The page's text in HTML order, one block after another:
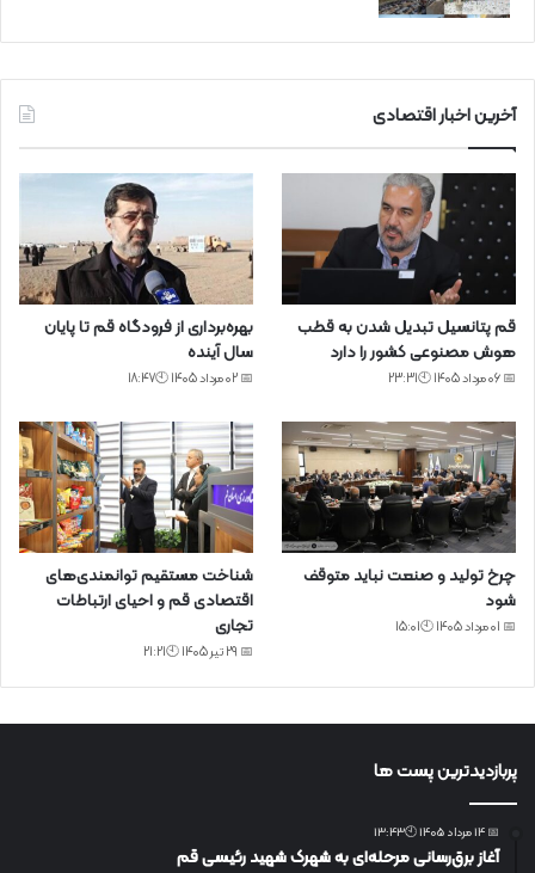
آخرین اخبار اقتصادی
قم پتانسیل تبدیل شدن به قطب
هوش مصنوعی کشور را دارد
📅 06 مرداد 1405 🕙23:31
بهره‌برداری از فرودگاه قم تا پایان
سال آینده
📅 02 مرداد 1405 🕙18:47
چرخ تولید و صنعت نباید متوقف
شود
📅 01 مرداد 1405 🕙15:01
شناخت مستقیم توانمندی‌های
اقتصادی قم و احیای ارتباطات
تجاری
📅 29 تیر 1405 🕙21:21
پربازدیدترین پست ها
📅 14 مرداد 1405 🕙13:43
آغاز برق‌رسانی مرحله‌ای به شهرک شهید رئیسی قم